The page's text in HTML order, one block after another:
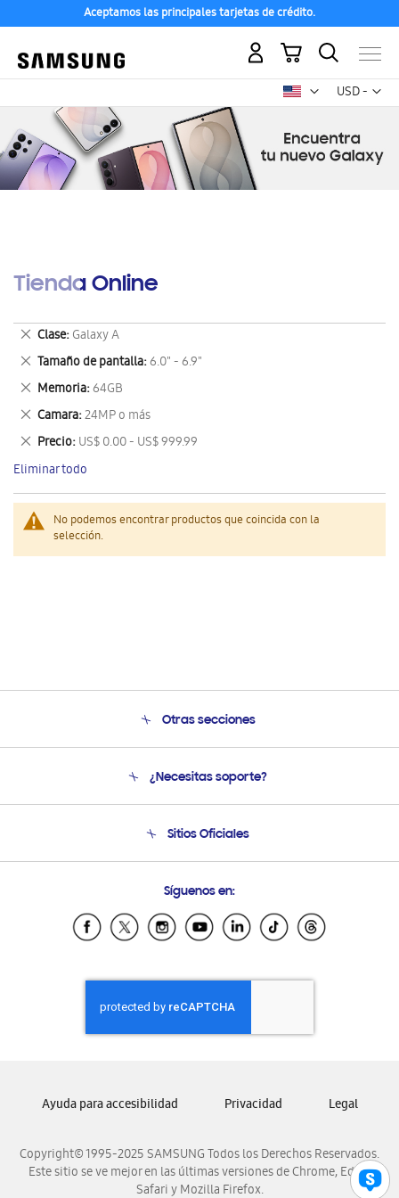
Aceptamos las principales tarjetas de crédito.
USD -
dólar
Mi carrito
Tienda Online
No podemos encontrar productos que coincida con la
selección.
Clase Galaxy A
Eliminar
este
artículo
Tamaño de pantalla 6.0" - 6.9"
Eliminar
este
artículo
Memoria 64GB
Eliminar
este
artículo
Camara 24MP o más
Eliminar
este
artículo
Precio US$ 0.00 - US$ 999.99
Eliminar
este
artículo
Eliminar todo
Otras secciones
Soporte
Condiciones de Compra
¿Necesitas soporte?
Soporte vía eMail
Sitios Oficiales
Samsung Ecuador
Samsung El Salvador
Samsung Honduras
Samsung Nicaragua
Samsung Panamá
Samsung Venezuela
Síguenos en:
Copyright© 1995-2025 SAMSUNG Todos los Derechos Reservados.
Este sitio se ve mejor en las últimas versiones de Chrome, Edge,
Safari y Mozilla Firefox.
Ayuda para accesibilidad Privacidad Legal